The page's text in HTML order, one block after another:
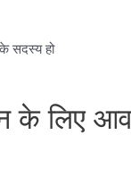
सदस्य हो
के लिए